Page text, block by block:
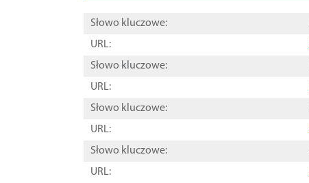
Słowo kluczowe:
URL:
Słowo kluczowe:
URL:
Słowo kluczowe:
URL:
Słowo kluczowe:
URL: